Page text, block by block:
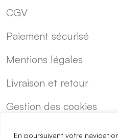
En poursuivant votre
CGV
Paiement sécurisé
Mentions légales
Livraison et retour
Gestion des cookies